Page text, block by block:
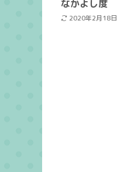
なかよし度
2020年2月18日